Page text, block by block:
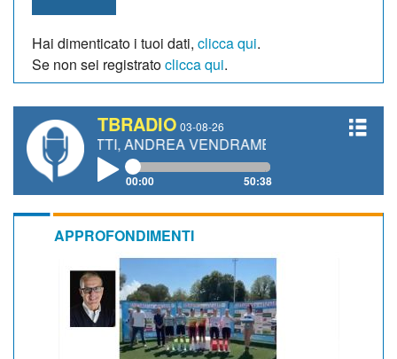
Hai dimenticato i tuoi dati, clicca qui.
Se non sei registratoclicca qui.
TBRADIO 03-08-26
ANDREA VENDRAME, FILIPPO FIORELLI
00:00 50:38
APPROFONDIMENTI